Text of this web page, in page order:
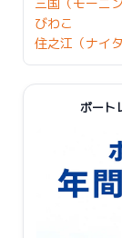
びわこ
住之江（ナイタ
ボート